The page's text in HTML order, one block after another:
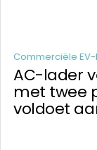
Commerciële
AC-lader
met twee
voldoet